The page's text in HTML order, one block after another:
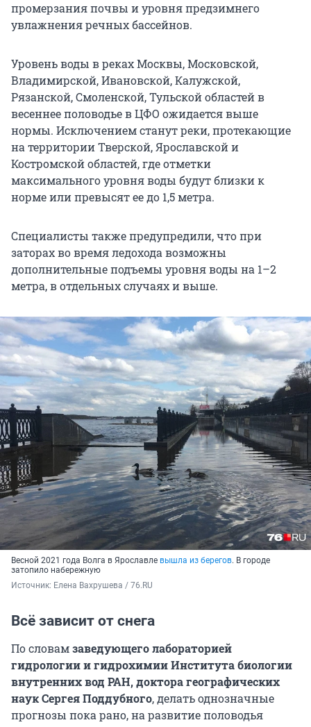
промерзания почвы и уровня предзимнего
увлажнения речных бассейнов.
Уровень воды в реках Москвы, Московской,
Владимирской, Ивановской, Калужской,
Рязанской, Смоленской, Тульской областей в
весеннее половодье в ЦФО ожидается выше
нормы. Исключением станут реки, протекающие
на территории Тверской, Ярославской и
Костромской областей, где отметки
максимального уровня воды будут близки к
норме или превысят ее до 1,5 метра.
Специалисты также предупредили, что при
заторах во время ледохода возможны
дополнительные подъемы уровня воды на 1–2
метра, в отдельных случаях и выше.
Весной 2021 года Волга в Ярославле вышла из берегов. В городе
затопило набережную
Источник: Елена Вахрушева / 76.RU
Всё зависит от снега
По словамзаведующего лабораторией
гидрологии и гидрохимии Института биологии
внутренних вод РАН, доктора географических
наук Сергея Поддубного, делать однозначные
прогнозы пока рано, на развитие половодья